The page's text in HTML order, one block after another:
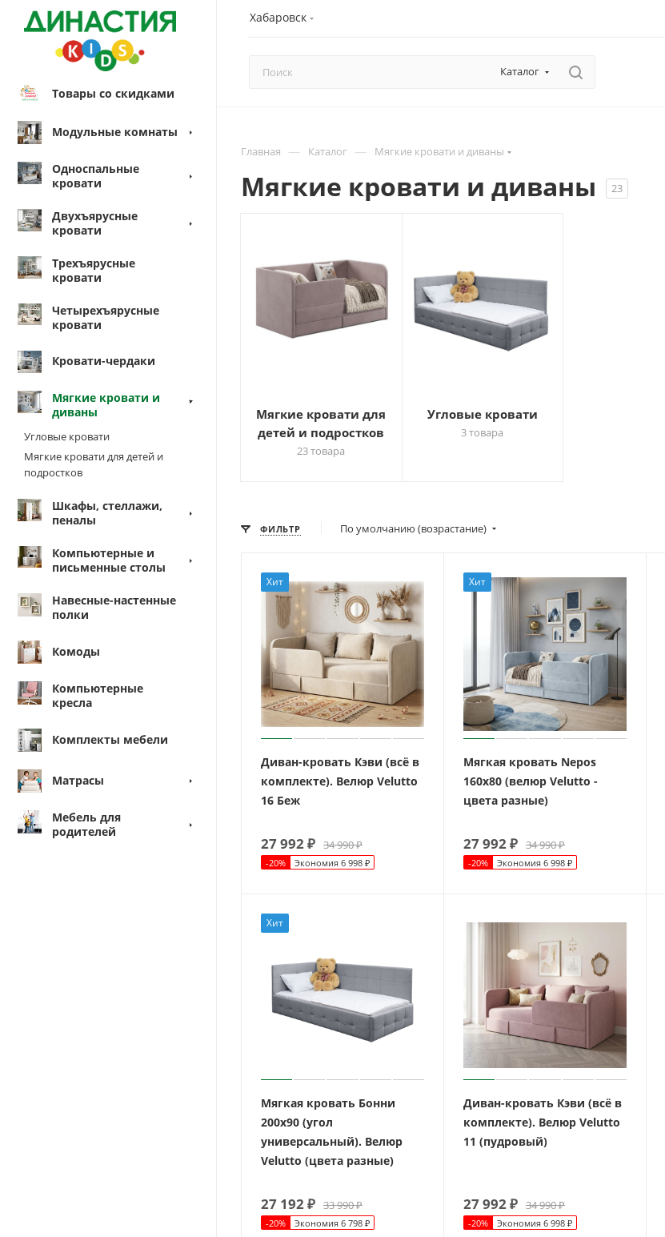
Хабаровск
Каталог
Товары со скидками
Модульные комнаты
Односпальные
кровати
Двухъярусные
кровати
Трехъярусные
кровати
Четырехъярусные
кровати
Кровати-чердаки
Мягкие кровати и
диваны
Угловые кровати
Мягкие кровати для детей и
подростков
Шкафы, стеллажи,
пеналы
Компьютерные и
письменные столы
Навесные-настенные
полки
Комоды
Компьютерные
кресла
Комплекты мебели
Матрасы
Мебель для
родителей
Главная — Каталог — Мягкие кровати и диваны
Мягкие кровати и диваны 23
Мягкие кровати для
детей и подростков
23 товара
Угловые кровати
3 товара
ФИЛЬТР По умолчанию (возрастание)
Хит
Диван-кровать Кэви (всё в
комплекте). Велюр Velutto
16 Беж
27 992₽ 34 990₽
-20% Экономия 6 998 ₽
Хит
Мягкая кровать Nepos
160х80 (велюр Velutto -
цвета разные)
27 992₽ 34 990₽
-20% Экономия 6 998 ₽
Хит
Мягкая кровать Бонни
200х90 (угол
универсальный). Велюр
Velutto (цвета разные)
27 192₽ 33 990₽
-20% Экономия 6 798 ₽
Диван-кровать Кэви (всё в
комплекте). Велюр Velutto
11 (пудровый)
27 992₽ 34 990₽
-20% Экономия 6 998 ₽